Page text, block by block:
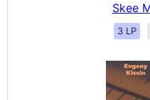
Skee
3 LP